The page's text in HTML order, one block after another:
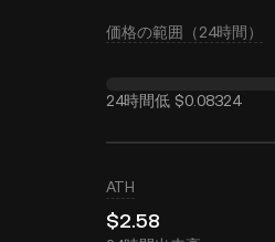
価格の範囲（24時間）
24時間低 $0.08324
ATH
$2.58